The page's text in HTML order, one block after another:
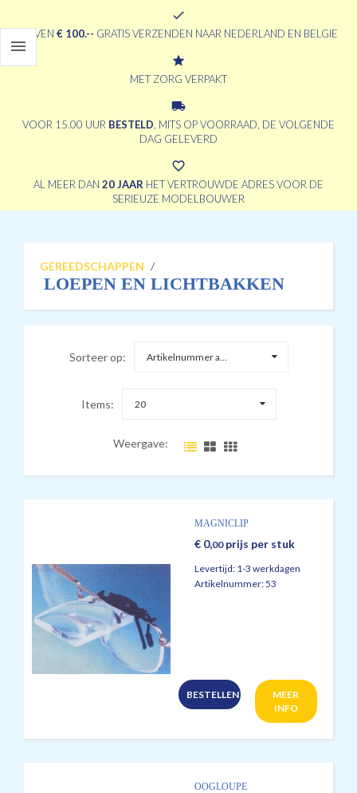

check
BOVEN € 100.-- GRATIS VERZENDEN NAAR NEDERLAND EN BELGIE
grade
MET ZORG VERPAKT
local_shipping
VOOR 15.00 UUR BESTELD , MITS OP VOORRAAD, DE VOLGENDE
DAG GELEVERD
favorite_border
AL MEER DAN 20 JAAR HET VERTROUWDE ADRES VOOR DE
SERIEUZE MODELBOUWER
GEREEDSCHAPPEN /
LOEPEN EN LICHTBAKKEN
Sorteer op: Artikelnummer a...
Items: 20
Weergave:
MAGNICLIP
€ 0,00prijs per stuk
Levertijd: 1-3 werkdagen
Artikelnummer:53
BESTELLEN
MEER
INFO
OOGLOUPE